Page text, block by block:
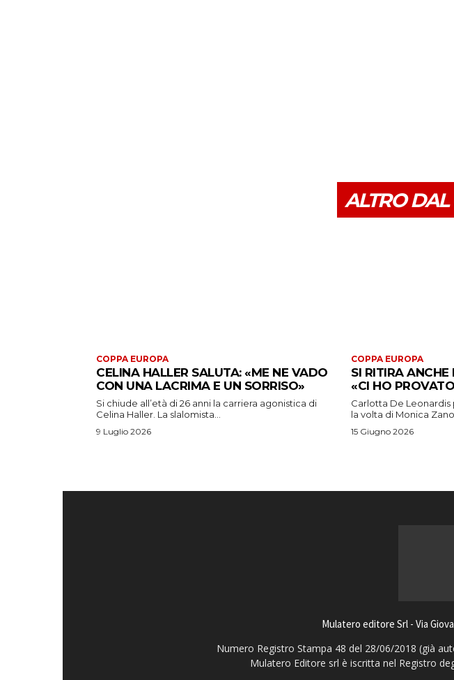
ALTRO
COPPA EUROPA
CELINA HALLER SALUTA: «ME NE VADO
CON UNA LACRIMA E UN SORRISO»
Si chiude all’età di 26 anni la carriera agonistica di
Celina Haller. La slalomista...
9 Luglio 2026
COPPA EUROPA
SI RITIRA
«CI HO
Carlotta De Leonardis
la volta di Monica
15 Giugno 2026
Mulatero editore Srl - Via
Numero Registro Stampa 48 del 28/06/2018 (già
Mulatero Editore srl è iscritta nel Registro